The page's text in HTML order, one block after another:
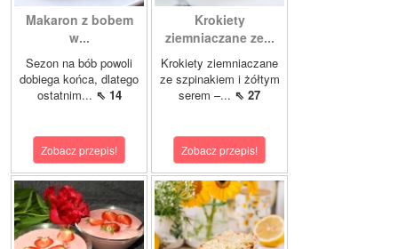
Makaron z bobem
w...
Sezon na bób powoli
dobiega końca, dlatego
ostatnim... ⇖ 14
Zobacz przepis!
Krokiety
ziemniaczane ze...
Krokiety ziemniaczane
ze szpinakiem i żółtym
serem –... ⇖ 27
Zobacz przepis!